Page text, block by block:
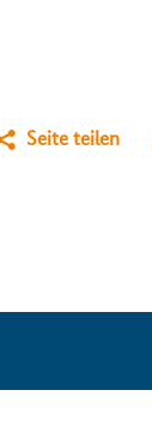
Seite teilen